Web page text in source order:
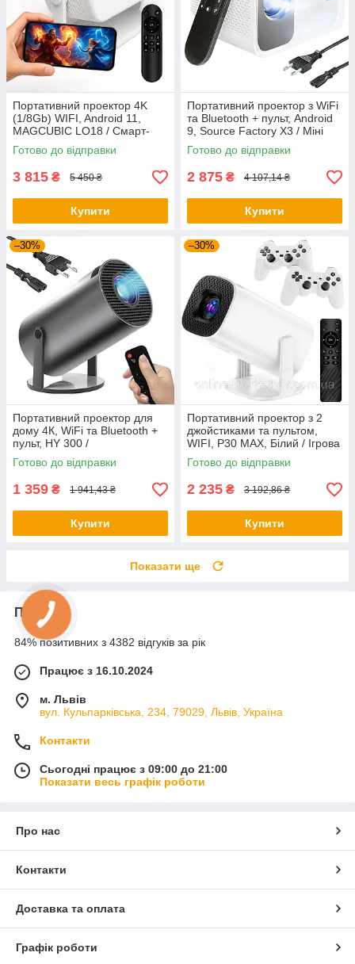
Портативний проектор 4K
(1/8Gb) WIFI, Android 11,
MAGCUBIC LO18 / Смарт-
проектор / Мультимедійний
проектор
Готово до відправки
3 815 ₴ 5 450 ₴
Купити
Портативний проектор з WiFi
та Bluetooth + пульт, Android
9, Source Factory X3 / Міні
проектор для дому
Готово до відправки
2 875 ₴ 4 107,14 ₴
Купити
–30%
Портативний проектор для
дому 4К, WiFi та Bluetooth +
пульт, HY 300 /
Мультимедійний смарт
проектор
Готово до відправки
1 359 ₴ 1 941,43 ₴
Купити
–30%
Портативний проектор з 2
джойстиками та пультом,
WIFI, Р30 МАХ, Білий / Ігрова
приставка проектор
Готово до відправки
2 235 ₴ 3 192,86 ₴
Купити
Показати ще
Про нас
84% позитивних з 4382 відгуків за рік
Працює з 16.10.2024
м. Львів
вул. Кульпарківська, 234, 79029, Львів, Україна
Контакти
Сьогодні працює з 09:00 до 21:00
Показати весь графік роботи
Про нас
Контакти
Доставка та оплата
Графік роботи